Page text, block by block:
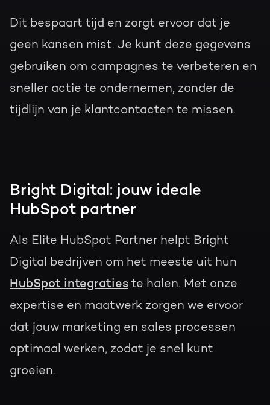
Dit bespaart tijd en zorgt ervoor dat je
geen kansen mist. Je kunt deze gegevens
gebruiken om campagnes te verbeteren en
sneller actie te ondernemen, zonder de
tijdlijn van je klantcontacten te missen.
Bright Digital: jouw ideale
HubSpot partner
Als Elite HubSpot Partner helpt Bright
Digital bedrijven om het meeste uit hun
HubSpot integraties te halen. Met onze
expertise en maatwerk zorgen we ervoor
dat jouw marketing en sales processen
optimaal werken, zodat je snel kunt
groeien.